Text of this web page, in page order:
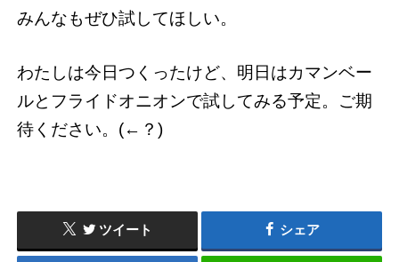
みんなもぜひ試してほしい。
わたしは今日つくったけど、明日はカマンベー
ルとフライドオニオンで試してみる予定。ご期
待ください。(←？)
ツイート シェア